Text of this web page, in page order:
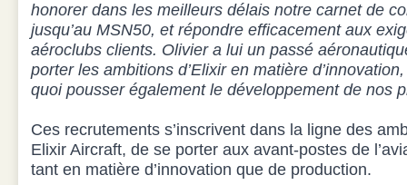
honorer dans les meilleurs délais notre carnet de
jusqu’au MSN50, et répondre efficacement aux
aéroclubs clients. Olivier a lui un passé
porter les ambitions d’Elixir en matière
quoi pousser également le développement de nos
Ces recrutements s’inscrivent dans la ligne des
Elixir Aircraft, de se porter aux avant-postes de
tant en matière d’innovation que de production.